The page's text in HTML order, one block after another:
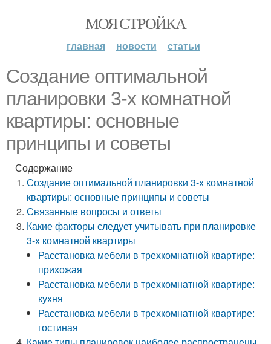
МОЯ СТРОЙКА
главная новости статьи
Создание оптимальной
планировки 3-х комнатной
квартиры: основные
принципы и советы
Содержание
Создание оптимальной планировки 3-х комнатной
квартиры: основные принципы и советы
Связанные вопросы и ответы
Какие факторы следует учитывать при планировке
3-х комнатной квартиры
Расстановка мебели в трехкомнатной квартире:
прихожая
Расстановка мебели в трехкомнатной квартире:
кухня
Расстановка мебели в трехкомнатной квартире:
гостиная